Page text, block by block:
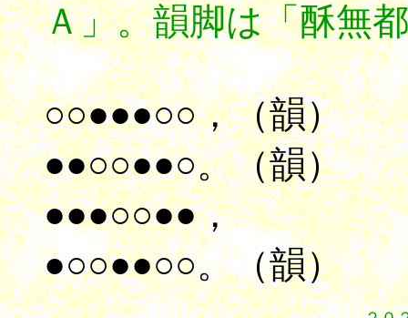
Ａ」。韻脚は「酥無
○○●●●○○，（韻）
●●○○●●○。（韻）
●●●○○●●，
●○○●●○○。（韻）